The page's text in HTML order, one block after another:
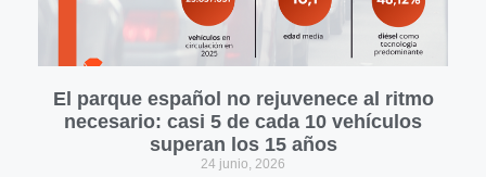
El parque español no rejuvenece al ritmo
necesario: casi 5 de cada 10 vehículos
superan los 15 años
24 junio, 2026